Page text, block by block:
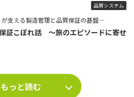
品質システム
支える製造管理と品質保証の基盤―
証こぼれ話 ～旅のエピソードに寄せ
もっと読む